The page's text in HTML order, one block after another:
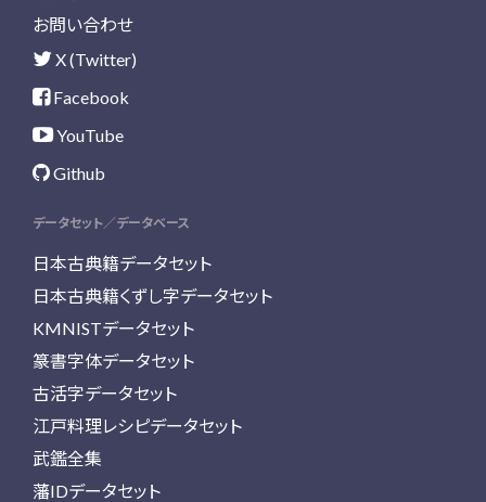
お問い合わせ
X (Twitter)
Facebook
YouTube
Github
データセット／データベース
日本古典籍データセット
日本古典籍くずし字データセット
KMNISTデータセット
篆書字体データセット
古活字データセット
江戸料理レシピデータセット
武鑑全集
藩IDデータセット